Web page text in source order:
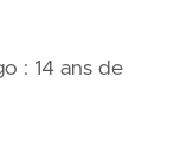
: 14 ans de